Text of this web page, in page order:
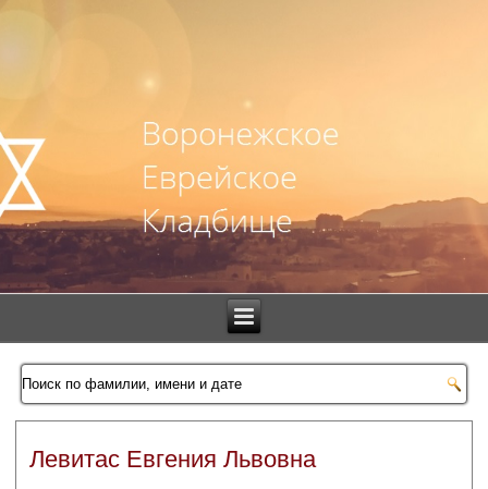
Левитас Евгения Львовна